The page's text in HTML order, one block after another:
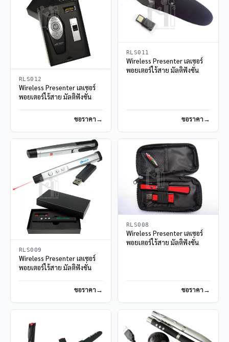
RLS012
Wireless Presenter เลเซอร์
พอยเตอร์ไร้สาย มัลติฟังชั่น
ขอราคา
RLS011
Wireless Presenter เลเซอร์
พอยเตอร์ไร้สาย มัลติฟังชั่น
ขอราคา
RLS009
Wireless Presenter เลเซอร์
พอยเตอร์ไร้สาย มัลติฟังชั่น
ขอราคา
RLS008
Wireless Presenter เลเซอร์
พอยเตอร์ไร้สาย มัลติฟังชั่น
ขอราคา